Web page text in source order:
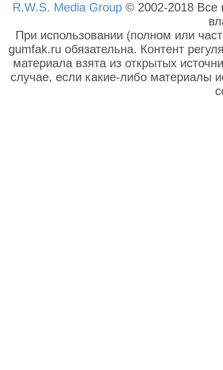
R.W.S. Media Group © 2002-2018 Все
При использовании (полном или
gumfak.ru обязательна. Контент
материала взята из открытых
случае, если какие-либо материалы